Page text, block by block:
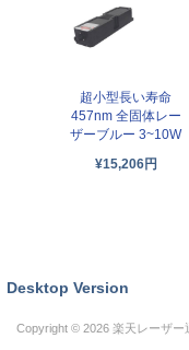
超小型長い寿命
457nm 全固体レー
ザーブルー 3~10W
¥15,206円
Desktop Version
Copyright © 2026 楽天レーザー